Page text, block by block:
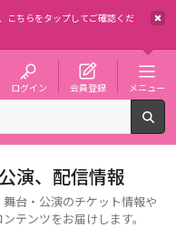
こちらをタップしてご確認くだ
ログイン 会員登録 メニュー
演、配信情報
台・公演のチケット情報や
テンツをお届けします。